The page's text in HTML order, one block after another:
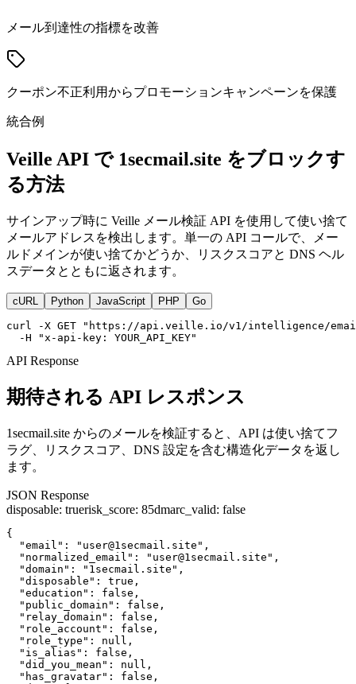
メール到達性の指標を改善
クーポン不正利用からプロモーションキャンペーンを保護
統合例
Veille API で 1secmail.site をブロックす
る方法
サインアップ時に Veille メール検証 API を使用して使い捨て
メールアドレスを検出します。単一の API コールで、メー
ルドメインが使い捨てかどうか、リスクスコアと DNS ヘル
スデータとともに返されます。
cURL Python JavaScript PHP Go
curl -X GET "https://api.veille.io/v1/intelligence/
  -H "x-api-key: YOUR_API_KEY"
API Response
期待される API レスポンス
1secmail.site からのメールを検証すると、API は使い捨てフ
ラグ、リスクスコア、DNS 設定を含む構造化データを返し
ます。
JSON Response
disposable: truerisk_score: 85dmarc_valid: false
{
  "email": "user@1secmail.site",
  "normalized_email": "user@1secmail.site",
  "domain": "1secmail.site",
  "disposable": true,
  "education": false,
  "public_domain": false,
  "relay_domain": false,
  "role_account": false,
  "role_type": null,
  "is_alias": false,
  "did_you_mean": null,
  "has_gravatar": false,